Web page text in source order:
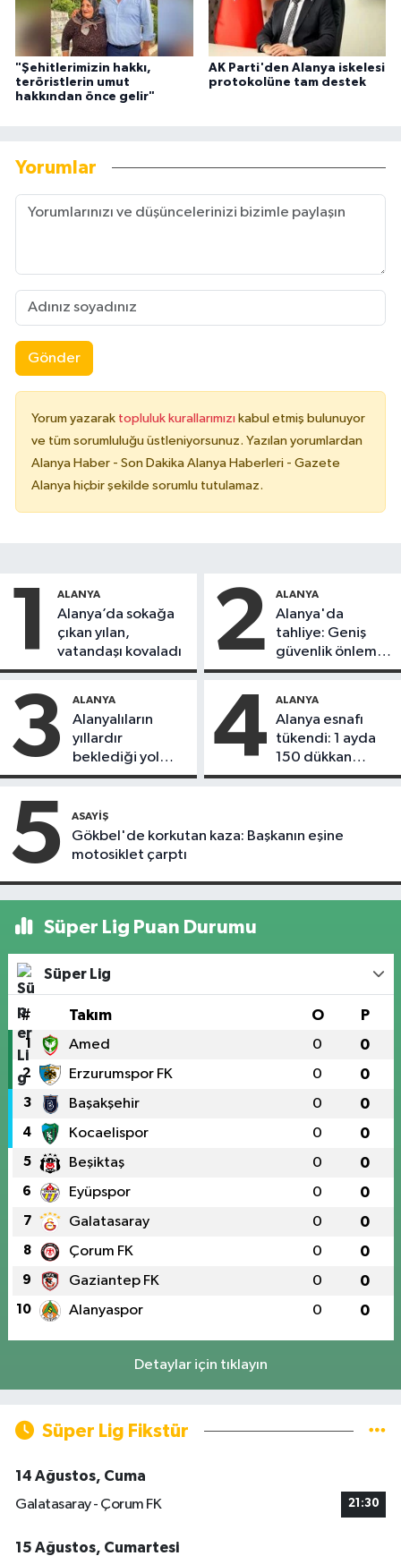
"Şehitlerimizin hakkı,
teröristlerin umut
hakkından önce gelir"
AK Parti'den Alanya iskelesi
protokolüne tam destek
Yorumlar
Gönder
Yorum yazarak topluluk kurallarımızı kabul etmiş bulunuyor
ve tüm sorumluluğu üstleniyorsunuz. Yazılan yorumlardan
Alanya Haber - Son Dakika Alanya Haberleri - Gazete
Alanya hiçbir şekilde sorumlu tutulamaz.
1 ALANYA
Alanya’da sokağa
çıkan yılan,
vatandaşı kovaladı
2 ALANYA
Alanya'da
tahliye: Geniş
güvenlik önlemi
alındı
3 ALANYA
Alanyalıların
yıllardır
beklediği yol
askıdan döndü
4 ALANYA
Alanya esnafı
tükendi: 1 ayda
150 dükkan
kapandı
5 ASAYIŞ
Gökbel'de korkutan kaza: Başkanın eşine
motosiklet çarptı
Süper Lig Puan Durumu
Süper Lig
# Takım O P
1 Amed 0 0
2 Erzurumspor FK 0 0
3 Başakşehir 0 0
4 Kocaelispor 0 0
5 Beşiktaş 0 0
6 Eyüpspor 0 0
7 Galatasaray 0 0
8 Çorum FK 0 0
9 Gaziantep FK 0 0
10 Alanyaspor 0 0
Detaylar için tıklayın
Süper Lig Fikstür
14 Ağustos, Cuma
Galatasaray - Çorum FK
21:30
15 Ağustos, Cumartesi